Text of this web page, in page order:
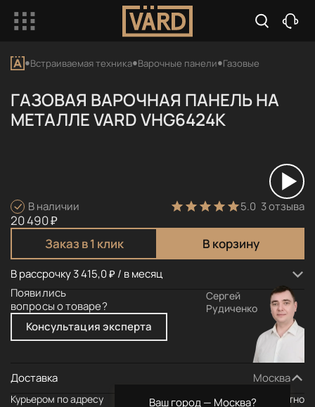
Встраиваемая техника Варочные панели Газовые
ГАЗОВАЯ ВАРОЧНАЯ ПАНЕЛЬ НА
МЕТАЛЛЕ VARD VHG6424K
В наличии 5.0 3 отзыва
20 490 ₽
Заказ в 1 клик
В корзину
В рассрочку 3 415,0 ₽ / в месяц
Появились
вопросы о товаре?
Консультация эксперта
Сергей
Рудиченко
Доставка
Москва
Ваш город — Москва?
Курьером по адресу
Бесплатно